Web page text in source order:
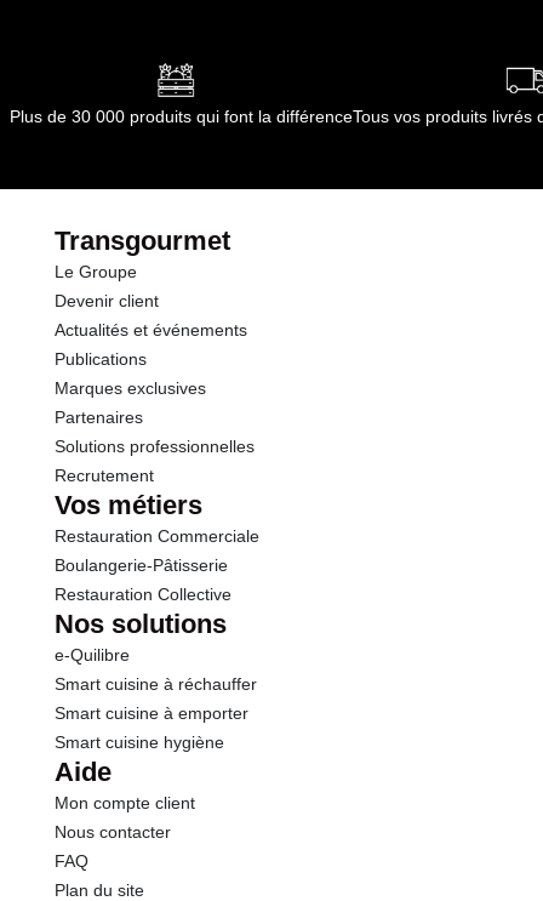
Plus de 30 000 produits qui font la différenceTous vos produits livrés
Transgourmet
Le Groupe
Devenir client
Actualités et événements
Publications
Marques exclusives
Partenaires
Solutions professionnelles
Recrutement
Vos métiers
Restauration Commerciale
Boulangerie-Pâtisserie
Restauration Collective
Nos solutions
e-Quilibre
Smart cuisine à réchauffer
Smart cuisine à emporter
Smart cuisine hygiène
Aide
Mon compte client
Nous contacter
FAQ
Plan du site